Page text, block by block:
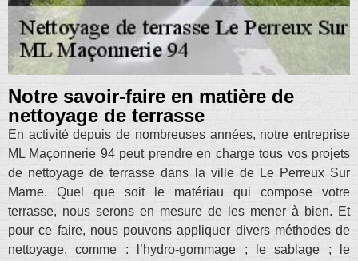
Notre savoir-faire en matière de
nettoyage de terrasse
En activité depuis de nombreuses années, notre entreprise
ML Maçonnerie 94 peut prendre en charge tous vos projets
de nettoyage de terrasse dans la ville de Le Perreux Sur
Marne. Quel que soit le matériau qui compose votre
terrasse, nous serons en mesure de les mener à bien. Et
pour ce faire, nous pouvons appliquer divers méthodes de
nettoyage, comme : l’hydro-gommage ; le sablage ; le